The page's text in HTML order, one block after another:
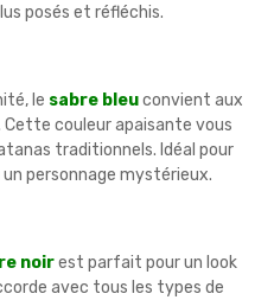
posés et réfléchis.
le sabre bleuconvient aux
couleur apaisante vous
traditionnels. Idéal pour
personnage mystérieux.
noirest parfait pour un look
avec tous les types de